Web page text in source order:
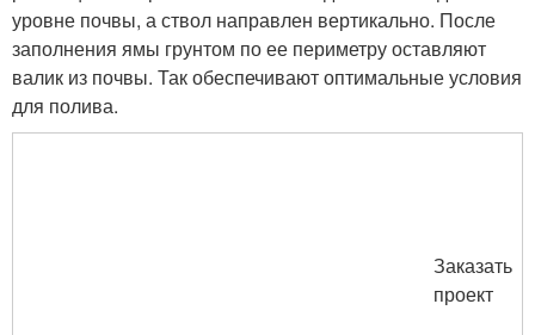
уровне почвы, а ствол направлен вертикально. После
заполнения ямы грунтом по ее периметру оставляют
валик из почвы. Так обеспечивают оптимальные условия
для полива.
Заказать
проект